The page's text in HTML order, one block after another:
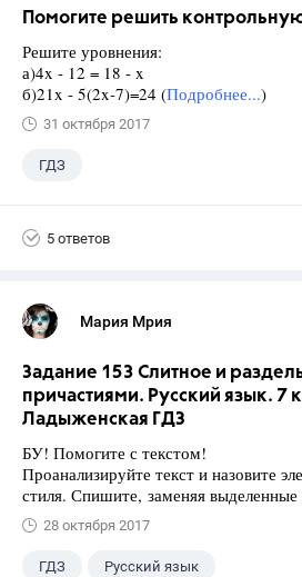
Помогите решить
Решите уровнения:
а)4x - 12 = 18 - x
б)21x - 5(2x-7)=24 (Подробнее...)
31 октября 2017
ГДЗ
5 ответов
Мария Мрия
Задание 153 Слитное и
причастиями. Русский язык. 7
Ладыженская ГДЗ
БУ! Помогите с текстом!
Проанализируйте текст и назовите
стиля. Спишите, заменяя выделенные
28 октября 2017
ГДЗ Русский язык